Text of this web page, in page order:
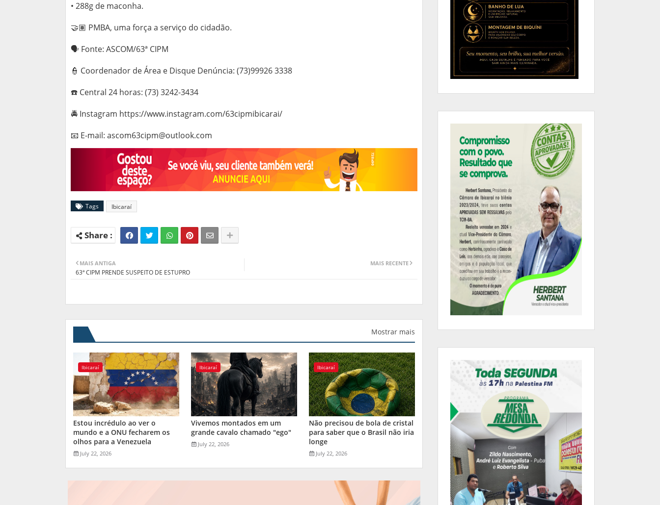
• 288g de maconha.
🤝🏽 PMBA, uma força a serviço do cidadão.
🗣 Fonte: ASCOM/63ª CIPM
👮 Coordenador de Área e Disque Denúncia: (73)99926 3338
☎️ Central 24 horas: (73) 3242-3434
🚔 Instagram https://www.instagram.com/63cipmibicarai/
📧 E-mail: ascom63cipm@outlook.com
Tags Ibicaraí
MAIS RECENTE
MAIS ANTIGA
63ª CIPM PRENDE SUSPEITO DE ESTUPRO
Mostrar mais
Ibicaraí
Estou incrédulo ao ver o
mundo e a ONU fecharem os
olhos para a Venezuela
July 22, 2026
Ibicaraí
Vivemos montados em um
grande cavalo chamado "ego"
July 22, 2026
Ibicaraí
Não precisou de bola de cristal
para saber que o Brasil não iria
longe
July 22, 2026